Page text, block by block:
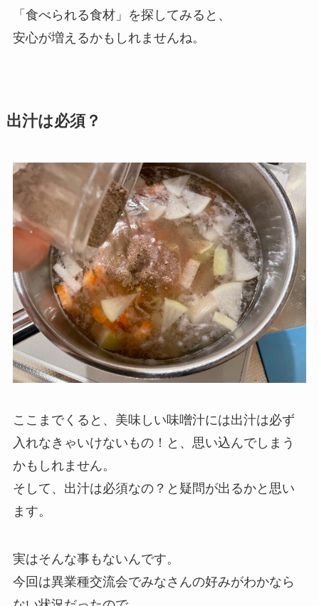
「食べられる食材」を探してみると、
安心が増えるかもしれませんね。
出汁は必須？
ここまでくると、美味しい味噌汁には出汁は必ず
入れなきゃいけないもの！と、思い込んでしまう
かもしれません。
そして、出汁は必須なの？と疑問が出るかと思い
ます。
実はそんな事もないんです。
今回は異業種交流会でみなさんの好みがわかなら